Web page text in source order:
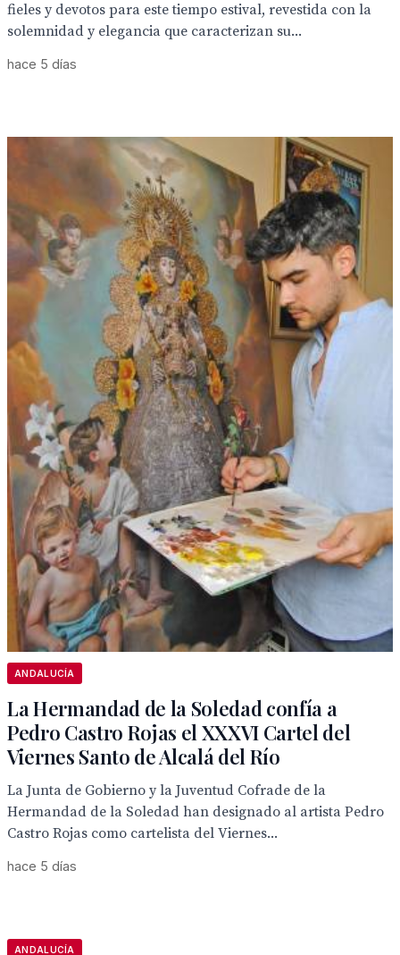
fieles y devotos para este tiempo estival, revestida con la
solemnidad y elegancia que caracterizan su...
hace 5 días
ANDALUCÍA
La Hermandad de la Soledad confía a
Pedro Castro Rojas el XXXVI Cartel del
Viernes Santo de Alcalá del Río
La Junta de Gobierno y la Juventud Cofrade de la
Hermandad de la Soledad han designado al artista Pedro
Castro Rojas como cartelista del Viernes...
hace 5 días
ANDALUCÍA